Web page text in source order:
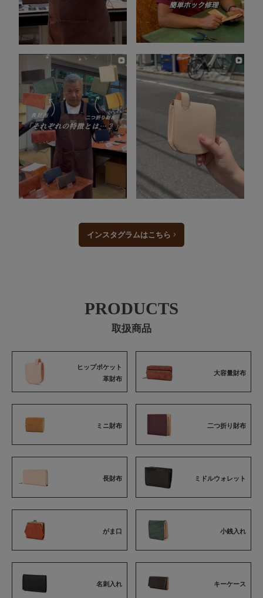
インスタグラムはこちら
PRODUCTS
取扱商品
ヒップポケット
革財布
大容量財布
ミニ財布 二つ折り財布
長財布 ミドルウォレット
がま口 小銭入れ
名刺入れ キーケース